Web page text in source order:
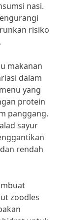
nasi.
risiko
makanan
dalam
yang
protein
panggang.
sayur
rendah
zoodles